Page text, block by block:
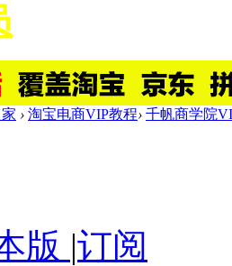
› 淘宝电商VIP教程› 千帆商学院
版 |订阅